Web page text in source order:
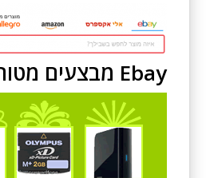
Ebay מבצעים מטורפים